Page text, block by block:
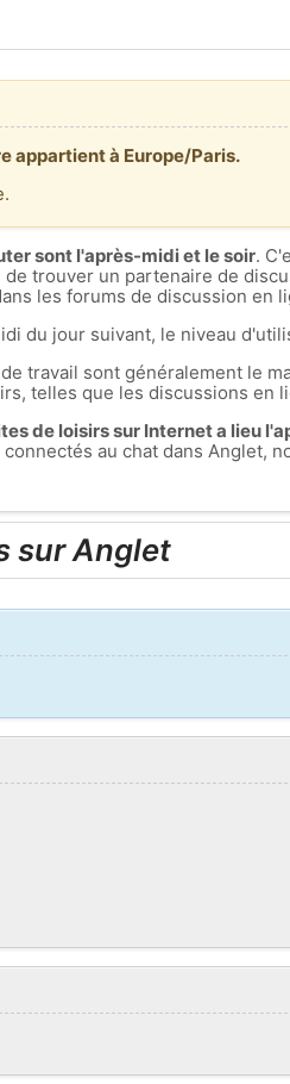
appartient à Europe/Paris.
sont l'après-midi et le soir.
trouver un partenaire de
les forums de discussion en
du jour suivant, le niveau
travail sont généralement le
telles que les discussions en
de loisirs sur Internet a lieu
au chat dans Anglet,
sur Anglet